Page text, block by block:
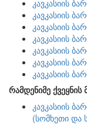
კავკასიის
კავკასიის
კავკასიის
კავკასიის
კავკასიის
კავკასიის
კავკასიის
რამდენიმე ქვეყნის
კავკასიის
(სომხეთი და